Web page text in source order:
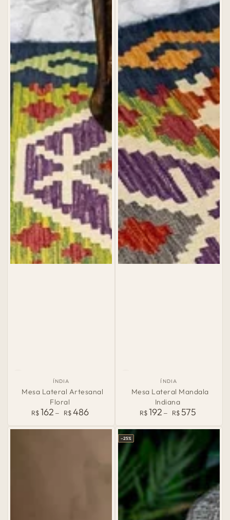
País
de
Origem:
ÍNDIA
Mesa Lateral Artesanal
Floral
Preço
R$162 R$ 486
País
de
Origem:
ÍNDIA
Mesa Lateral Mandala
Indiana
Preço
R$192 R$575
–25%